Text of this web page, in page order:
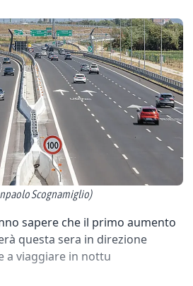
Scognamiglio)
sapere che il primo aumento
questa sera in direzione
a viaggiare in nottu